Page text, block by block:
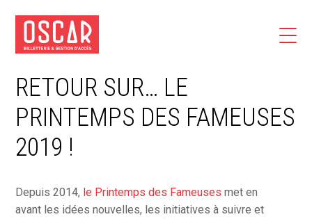
RETOUR SUR… LE
PRINTEMPS DES FAMEUSES
2019 !
Depuis 2014, le Printemps des Fameuses met en
avant les idées nouvelles, les initiatives à suivre et